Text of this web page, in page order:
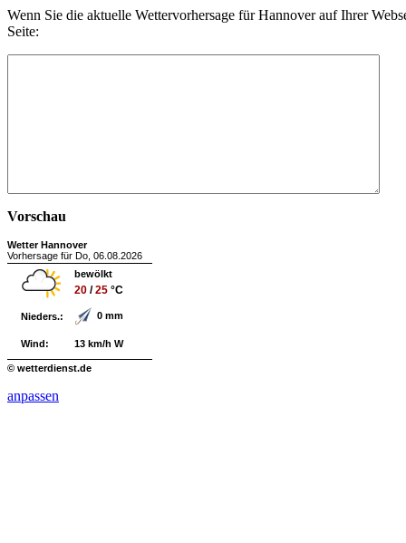
Wenn Sie die aktuelle Wettervorhersage für Hannover auf Ihrer
Seite:
Vorschau
Wetter Hannover
Vorhersage für Do, 06.08.2026
bewölkt
20 /25 °C
Nieders.: 0 mm
Wind: 13 km/h W
© wetterdienst.de
anpassen